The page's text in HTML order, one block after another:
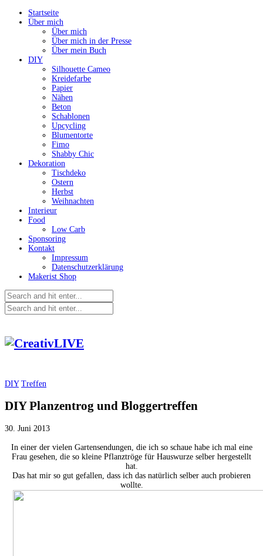
Startseite
Über mich
Über mich
Über mich in der Presse
Über mein Buch
DIY
Silhouette Cameo
Kreidefarbe
Papier
Nähen
Beton
Schablonen
Upcycling
Blumentorte
Fimo
Shabby Chic
Dekoration
Tischdeko
Ostern
Herbst
Weihnachten
Interieur
Food
Low Carb
Sponsoring
Kontakt
Impressum
Datenschutzerklärung
Makerist Shop
DIY Treffen
DIY Planzentrog und Bloggertreffen
30. Juni 2013
In einer der vielen Gartensendungen, die ich so schaue habe ich mal eine
Frau gesehen, die so kleine Pflanztröge für Hauswurze selber hergestellt
hat.
Das hat mir so gut gefallen, dass ich das natürlich selber auch probieren
wollte.